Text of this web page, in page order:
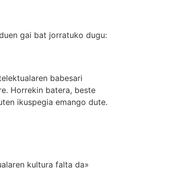
gai bat jorratuko dugu:
babesari
Horrekin batera, beste
ikuspegia emango dute.
kultura falta da»